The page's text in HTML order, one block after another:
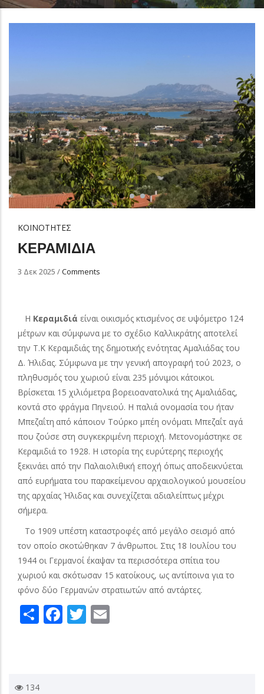
ΚΟΙΝΟΤΗΤΕΣ
ΚΕΡΑΜΙΔΙΑ
3 Δεκ 2025 /Comments
Η Κεραμιδιά είναι οικισμός κτισμένος σε υψόμετρο 124
μέτρων και σύμφωνα με το σχέδιο Καλλικράτης αποτελεί
την Τ.Κ Κεραμιδιάς της δημοτικής ενότητας Αμαλιάδας του
Δ. Ήλιδας. Σύμφωνα με την γενική απογραφή τού 2023, ο
πληθυσμός του χωριού είναι 235 μόνιμοι κάτοικοι.
Βρίσκεται 15 χιλιόμετρα βορειοανατολικά της Αμαλιάδας,
κοντά στο φράγμα Πηνειού. Η παλιά ονομασία του ήταν
Μπεζαΐτη από κάποιον Τούρκο μπέη ονόματι Μπεζαΐτ αγά
που ζούσε στη συγκεκριμένη περιοχή. Μετονομάστηκε σε
Κεραμιδιά το 1928. Η ιστορία της ευρύτερης περιοχής
ξεκινάει από την Παλαιολιθική εποχή όπως αποδεικνύεται
από ευρήματα του παρακείμενου αρχαιολογικού μουσείου
της αρχαίας Ήλιδας και συνεχίζεται αδιαλείπτως μέχρι
σήμερα.
Το 1909 υπέστη καταστροφές από μεγάλο σεισμό από
τον οποίο σκοτώθηκαν 7 άνθρωποι. Στις 18 Ιουλίου του
1944 οι Γερμανοί έκαψαν τα περισσότερα σπίτια του
χωριού και σκότωσαν 15 κατοίκους, ως αντίποινα για το
φόνο δύο Γερμανών στρατιωτών από αντάρτες.
ShareFacebook
Twitter
134